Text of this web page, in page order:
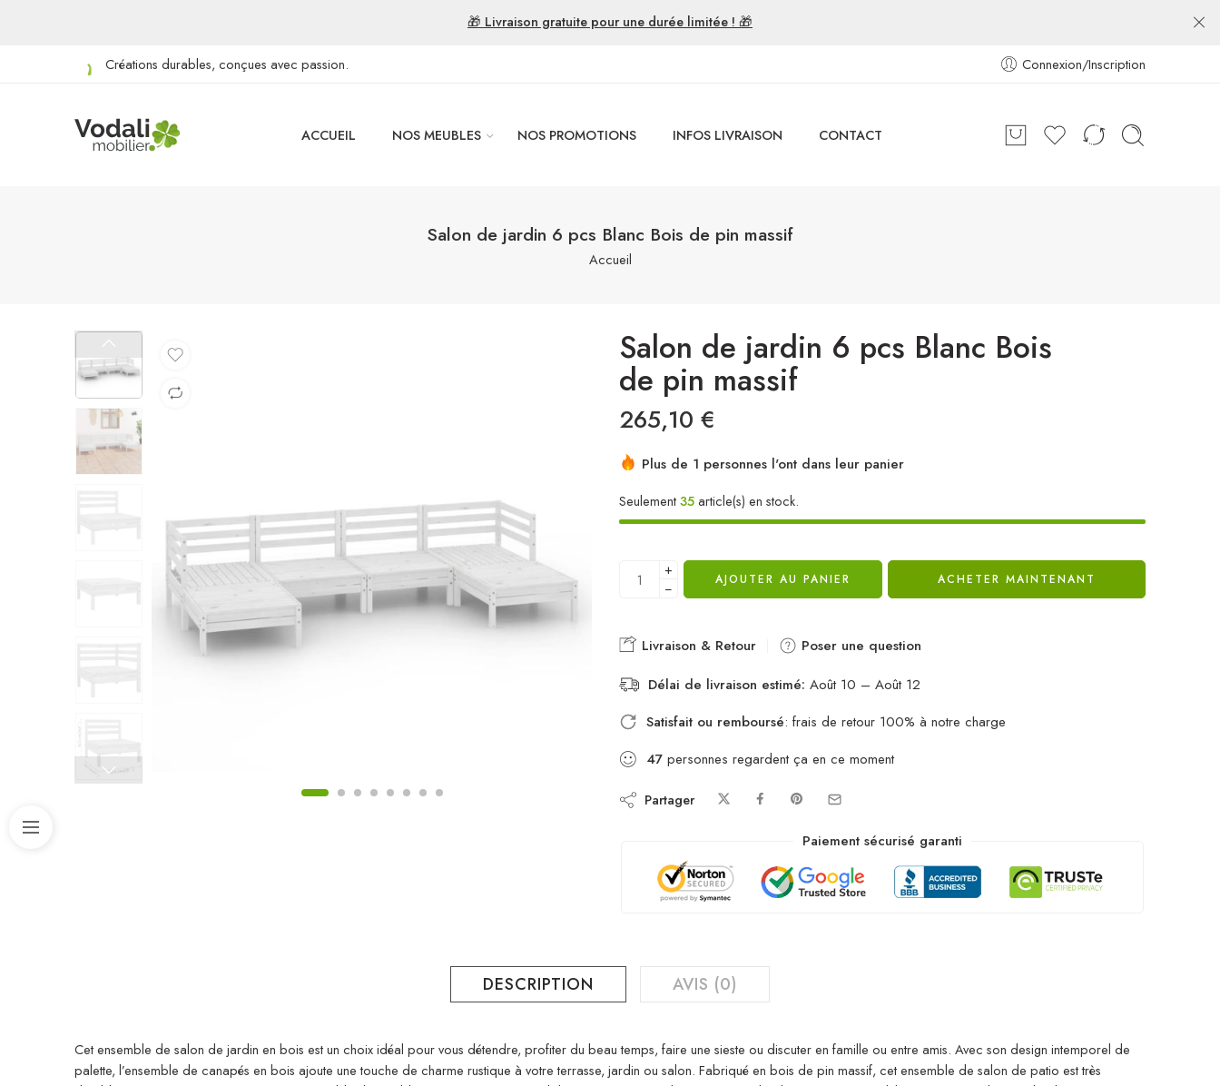
🎁 Livraison gratuite pour une durée limitée ! 🎁
Créations durables, conçues avec passion. Connexion/Inscription
ACCUEIL NOS MEUBLES NOS PROMOTIONS INFOS LIVRAISON CONTACT
Salon de jardin 6 pcs Blanc Bois de pin massif
Accueil
Salon de jardin 6 pcs Blanc Bois
de pin massif
265,10 €
Plus de 1 personnes l'ont dans leur panier
Seulement35article(s) en stock.
+
−
AJOUTER AU PANIER ACHETER MAINTENANT
Livraison & Retour
Poser une question
Délai de livraison estimé: Août 10 – Août 12
Satisfait ou remboursé: frais de retour 100% à notre charge
47 personnes regardent ça en ce moment
Partager
Paiement sécurisé garanti
DESCRIPTION AVIS (0)
Cet ensemble de salon de jardin en bois est un choix idéal pour vous détendre, profiter du beau temps, faire une sieste ou discuter en famille ou entre amis. Avec son design intemporel de
palette, l’ensemble de canapés en bois ajoute une touche de charme rustique à votre terrasse, jardin ou salon. Fabriqué en bois de pin massif, cet ensemble de salon de patio est très